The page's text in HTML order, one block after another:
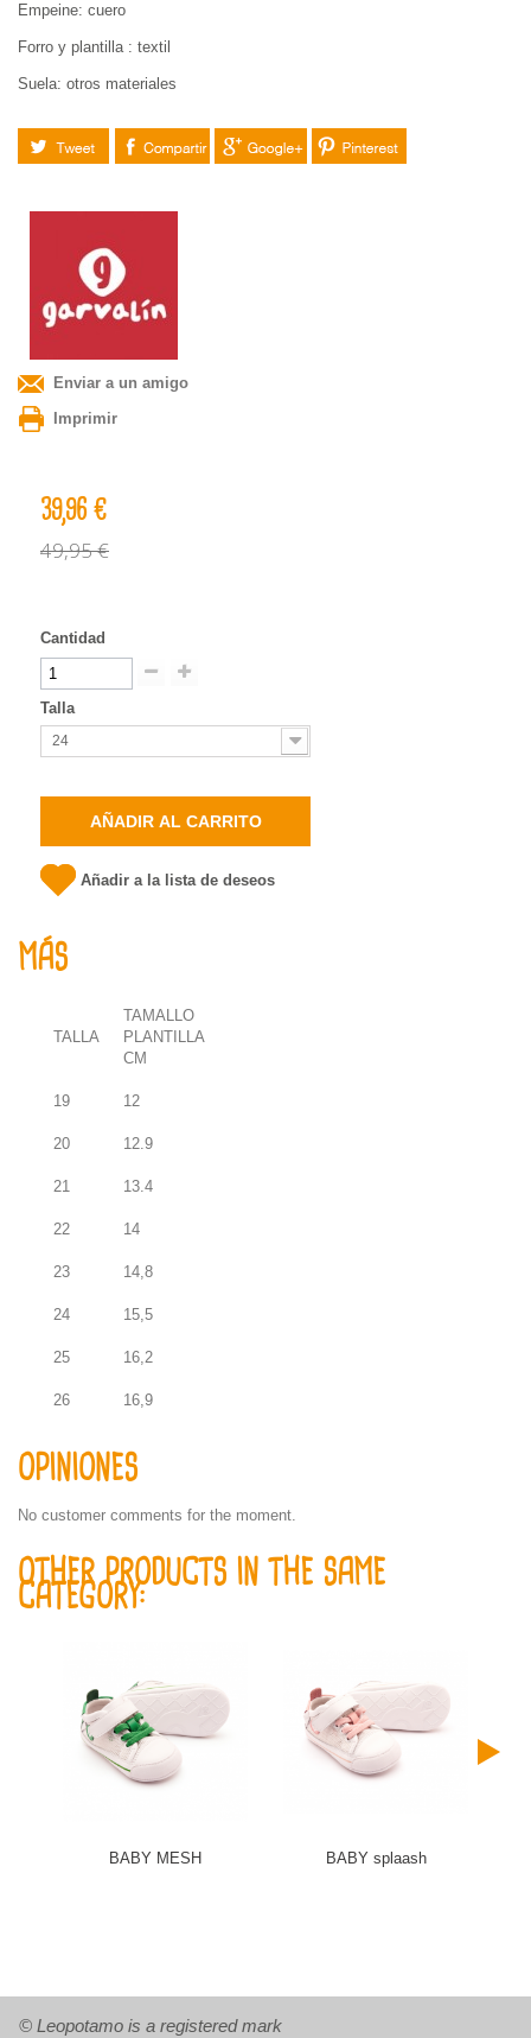
Empeine: cuero
Forro y plantilla : textil
Suela: otros materiales
Tuitear Compartir Google+ Pinterest
Enviar a un amigo
Imprimir
39,96 €
49,95 €
Cantidad
Talla
24
AÑADIR AL CARRITO
Añadir a la lista de deseos
MÁS
TALLA
TAMALLO
PLANTILLA
CM
19 12
20 12.9
21 13.4
22 14
23 14,8
24 15,5
25 16,2
26 16,9
OPINIONES
No customer comments for the moment.
OTHER PRODUCTS IN THE SAME
CATEGORY:
BABY MESH BABY splaash
© Leopotamo is a registered mark